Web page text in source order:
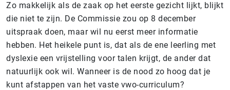
Zo makkelijk als de zaak op het eerste gezicht lijkt, blijkt
die niet te zijn. De Commissie zou op 8 december
uitspraak doen, maar wil nu eerst meer informatie
hebben. Het heikele punt is, dat als de ene leerling met
dyslexie een vrijstelling voor talen krijgt, de ander dat
natuurlijk ook wil. Wanneer is de nood zo hoog dat je
kunt afstappen van het vaste vwo-curriculum?